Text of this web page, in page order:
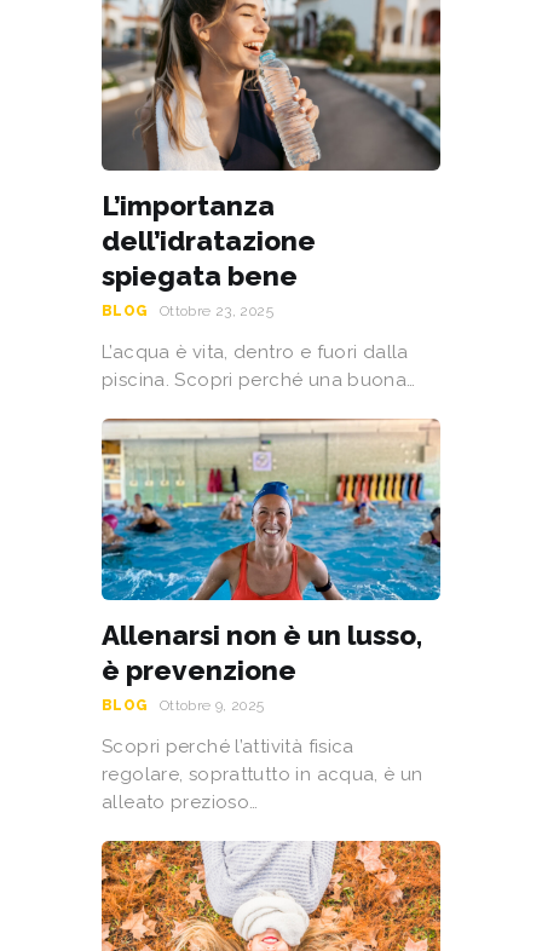
L’importanza
dell’idratazione
spiegata bene
BLOG Ottobre 23, 2025
L’acqua è vita, dentro e fuori dalla
piscina. Scopri perché una buona…
Allenarsi non è un lusso,
è prevenzione
BLOG Ottobre 9, 2025
Scopri perché l’attività fisica
regolare, soprattutto in acqua, è un
alleato prezioso…